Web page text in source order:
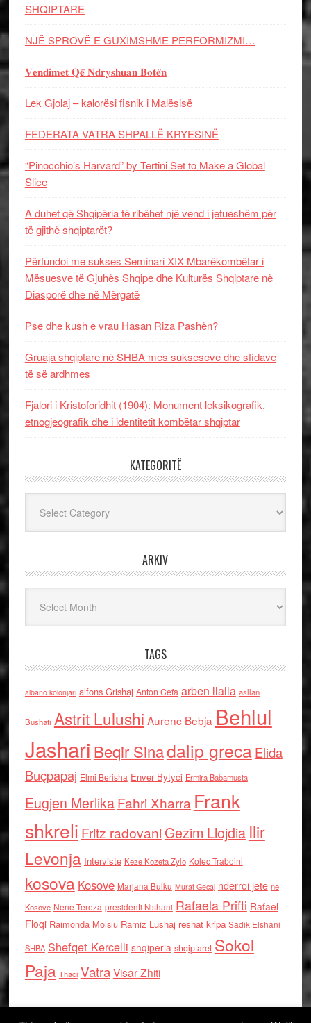
SHQIPTARE
NJË SPROVË E GUXIMSHME PERFORMIZMI…
𝐕𝐞𝐧𝐝𝐢𝐦𝐞𝐭 𝐐𝐞̈ 𝐍𝐝𝐫𝐲𝐬𝐡𝐮𝐚𝐧 𝐁𝐨𝐭𝐞̈𝐧
Lek Gjolaj – kalorësi fisnik i Malësisë
FEDERATA VATRA SHPALLË KRYESINË
“Pinocchio’s Harvard” by Tertini Set to Make a Global
Slice
A duhet që Shqipëria të ribëhet një vend i jetueshëm për
të gjithë shqiptarët?
Përfundoi me sukses Seminari XIX Mbarëkombëtar i
Mësuesve të Gjuhës Shqipe dhe Kulturës Shqiptare në
Diasporë dhe në Mërgatë
Pse dhe kush e vrau Hasan Riza Pashën?
Gruaja shqiptare në SHBA mes sukseseve dhe sfidave
të së ardhmes
Fjalori i Kristoforidhit (1904): Monument leksikografik,
etnogjeografik dhe i identitetit kombëtar shqiptar
KATEGORITË
ARKIV
TAGS
albano kolonjari alfons Grishaj Anton Cefa arben llalla asllan
Bushati Astrit Lulushi Aurenc Bebja Behlul
Jashari Beqir Sinadalip grecaElida
Buçpapaj Elmi Berisha Enver Bytyci Ermira Babamusta
Eugjen MerlikaFahri Xharra Frank
shkreli Fritz radovaniGezim Llojdia Ilir
Levonja Interviste Keze Kozeta Zylo Kolec Traboini
kosova Kosove Marjana Bulku Murat Gecaj nderroi jete ne
Kosove Nene Tereza presidenti Nishani Rafaela Prifti Rafael
Floqi Raimonda Moisiu Ramiz Lushaj reshat kripa Sadik Elshani
SHBA Shefqet Kercelli shqiperia shqiptaret Sokol
Paja Thaci VatraVisar Zhiti